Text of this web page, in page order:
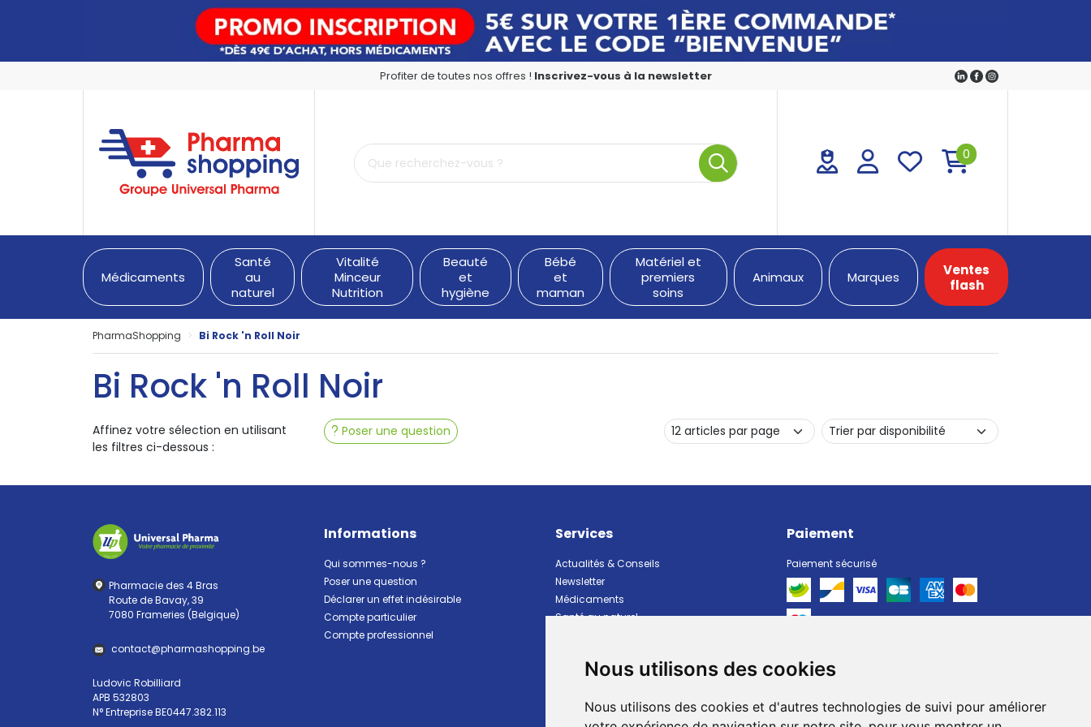
Nous utilisons des cookies
Nous utilisons des cookies et d'autres technologies de suivi pour améliorer
Profiter de toutes nos offres ! Inscrivez-vous à la newsletter
PharmaShopping Votre pharmacie en ligne à votre service
0
Médicaments
Santé
au
naturel
Vitalité
Minceur
Nutrition
Beauté
et
hygiène
Bébé
et
maman
Matériel et
premiers
soins
Animaux Marques
Ventes
flash
PharmaShopping Bi Rock 'n Roll Noir
Bi Rock 'n Roll Noir
Poser une question
Affinez votre sélection en utilisant
les filtres ci-dessous :
Pharmacie des 4 Bras
Route de Bavay, 39
7080 Frameries (Belgique)
contact@pharmashopping.be
Ludovic Robilliard
APB 532803
N° Entreprise BE0447.382.113
Informations
Qui sommes-nous ?
Poser une question
Déclarer un effet indésirable
Compte particulier
Compte professionnel
Services
Actualités & Conseils
Newsletter
Médicaments
Santé au naturel
Bébé et maman
Animaux
Paiement
Paiement sécurisé
Livraison
Livraison dans un Point Relais